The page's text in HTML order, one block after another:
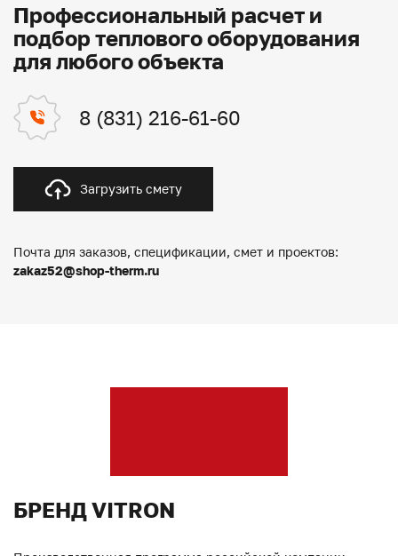
Профессиональный расчет и
подбор теплового оборудования
для любого объекта
8 (831) 216-61-60
Загрузить смету
Почта для заказов, спецификации, смет и проектов:
zakaz52@shop-therm.ru
БРЕНД VITRON